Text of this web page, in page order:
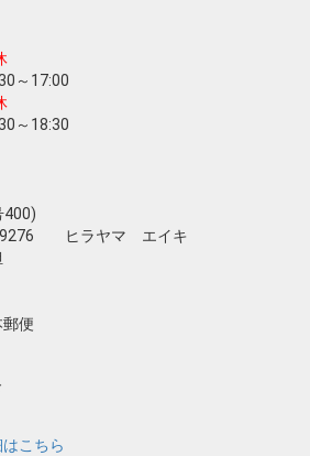
～17:00
～18:30
400)
ヒラヤマ エイキ
便
こちら